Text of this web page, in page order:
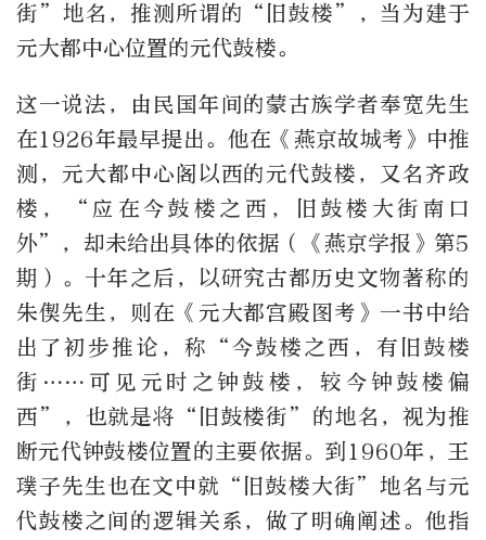
街”地名，推测所谓的“旧鼓楼”，当为建于
元大都中心位置的元代鼓楼。
这一说法，由民国年间的蒙古族学者奉宽先生
在1926年最早提出。他在《燕京故城考》中推
测，元大都中心阁以西的元代鼓楼，又名齐政
楼，“应在今鼓楼之西，旧鼓楼大街南口
外”，却未给出具体的依据（《燕京学报》第5
期）。十年之后，以研究古都历史文物著称的
朱偰先生，则在《元大都宫殿图考》一书中给
出了初步推论，称“今鼓楼之西，有旧鼓楼
街……可见元时之钟鼓楼，较今钟鼓楼偏
西”，也就是将“旧鼓楼街”的地名，视为推
断元代钟鼓楼位置的主要依据。到1960年，王
璞子先生也在文中就“旧鼓楼大街”地名与元
代鼓楼之间的逻辑关系，做了明确阐述。他指